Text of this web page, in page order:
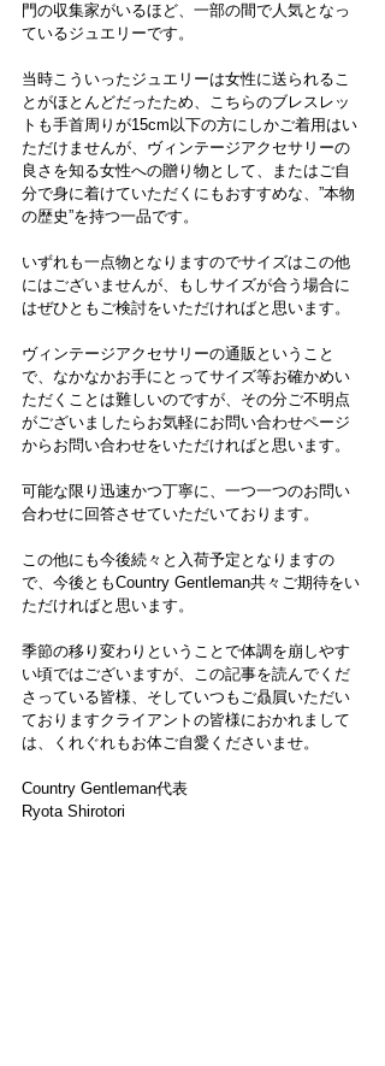
門の収集家がいるほど、一部の間で人気となっ
ているジュエリーです。
当時こういったジュエリーは女性に送られるこ
とがほとんどだったため、こちらのブレスレッ
トも手首周りが15cm以下の方にしかご着用はい
ただけませんが、ヴィンテージアクセサリーの
良さを知る女性への贈り物として、またはご自
分で身に着けていただくにもおすすめな、”本物
の歴史”を持つ一品です。
いずれも一点物となりますのでサイズはこの他
にはございませんが、もしサイズが合う場合に
はぜひともご検討をいただければと思います。
ヴィンテージアクセサリーの通販ということ
で、なかなかお手にとってサイズ等お確かめい
ただくことは難しいのですが、その分ご不明点
がございましたらお気軽にお問い合わせページ
からお問い合わせをいただければと思います。
可能な限り迅速かつ丁寧に、一つ一つのお問い
合わせに回答させていただいております。
この他にも今後続々と入荷予定となりますの
で、今後ともCountry Gentleman共々ご期待をい
ただければと思います。
季節の移り変わりということで体調を崩しやす
い頃ではございますが、この記事を読んでくだ
さっている皆様、そしていつもご贔屓いただい
ておりますクライアントの皆様におかれまして
は、くれぐれもお体ご自愛くださいませ。
Country Gentleman代表
Ryota Shirotori